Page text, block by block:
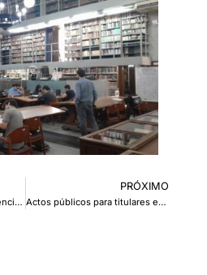
Capacitación sobre convivencia escolar y violencia laboral en el Instituto Privado Sarmiento
PRÓXIMO
Actos públicos para titulares en regiones II, III y IV